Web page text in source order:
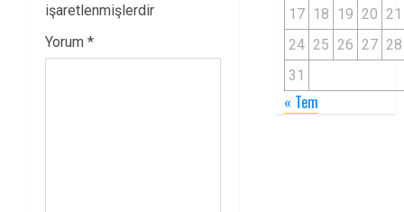
işaretlenmişlerdir
Yorum *
17 18 19 20 21
24 25 26 27 28
31
« Tem